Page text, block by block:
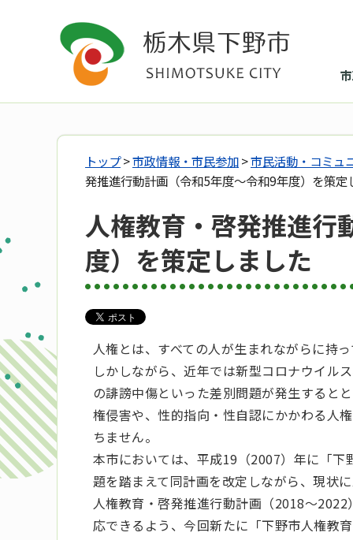
トップ>市政情報・市民参加>市民活動・コミュ
発推進行動計画（令和5年度～令和9年度）を策定
人権教育・啓発推進行
度）を策定しました
人権とは、すべての人が生まれながらに持
しかしながら、近年では新型コロナウイル
の誹謗中傷といった差別問題が発生すると
権侵害や、性的指向・性自認にかかわる人
ちません。
本市においては、平成19（2007）年に「
題を踏まえて同計画を改定しながら、現状
人権教育・啓発推進行動計画（2018～
応できるよう、今回新たに「下野市人権教